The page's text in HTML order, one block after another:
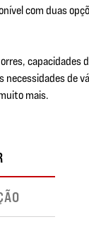
com duas
capacidades
necessidades de
mais.